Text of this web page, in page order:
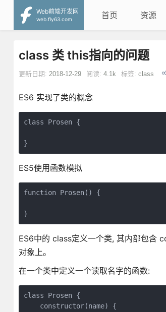
Web前端开发网
web.fly63.com
首页 资源
class 类 this指向的问题
更新日期: 2018-12-29 阅读: 4.1k 标签: class
ES6 实现了类的概念
class Prosen {
}
ES5使用函数模拟
function Prosen() {
}
ES6中的 class定义一个类, 其内部包含
对象上。
在一个类中定义一个读取名字的函数:
class Prosen {
    constructor(name) {